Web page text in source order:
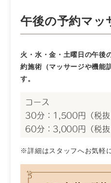
午後の予約マッ
火・水・金・土曜日の午後
約施術（マッサージや機能
す。
コース
30分：1,500円（税抜
60分：3,000円（税抜
※詳細はスタッフへお気軽